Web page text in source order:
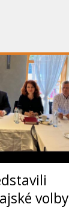
volby